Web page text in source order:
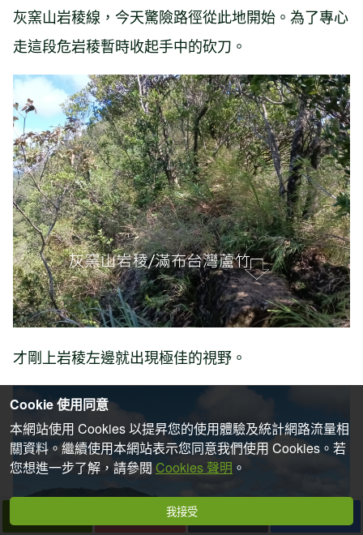
灰窯山岩稜線，今天驚險路徑從此地開始。為了專心
走這段危岩稜暫時收起手中的砍刀。
才剛上岩稜左邊就出現極佳的視野。
Cookie 使用同意
本網站使用 Cookies 以提昇您的使用體驗及統計網路流量相
關資料。繼續使用本網站表示您同意我們使用 Cookies。若
您想進一步了解，請參閱 Cookies 聲明 。
我接受